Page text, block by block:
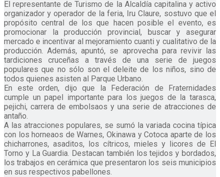
El representante de Turismo de la Alcaldía capitalina y activo
organizador y operador de la feria, Iru Claure, sostuvo que el
propósito central de los que hacen posible el evento, es
promocionar la producción provincial, buscar y asegurar
mercado e incentivar al mejoramiento cuanti y cualitativo de la
producción. Además, apuntó, se aprovecha para revivir las
tardiciones cruceñas a través de una serie de juegos
populares que no sólo son el deleite de los niños, sino de
todos quienes asisten al Parque Urbano.
En este orden, dijo que la Federación de Fraternidades
cumple un papel importante para los juegos de la tarasca,
pejichi, carrera de embolsaos y una serie de atracciones de
antaño.
A las atracciones populares, se sumó la variada cocina típica
con los horneaos de Warnes, Okinawa y Cotoca aparte de los
chicharrones, asaditos, los cítricos, mieles y licores de El
Torno y La Guardia. Destacan también los tejidos y bordados,
los trabajos en cerámica que presentaron los seis municipios
en sus respectivos pabellones.